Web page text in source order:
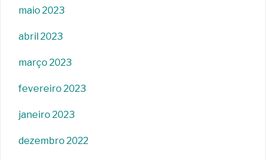
maio 2023
abril 2023
março 2023
fevereiro 2023
janeiro 2023
dezembro 2022